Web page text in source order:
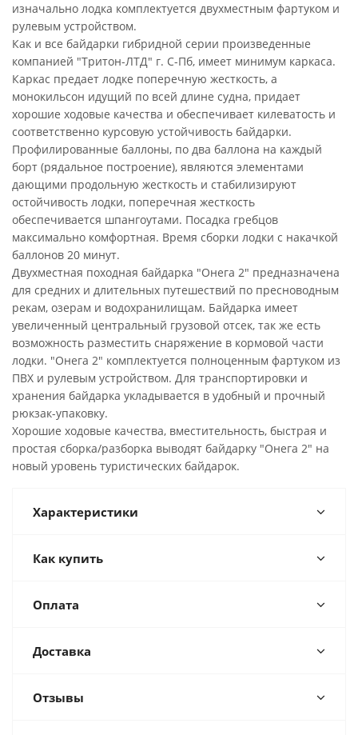
изначально лодка комплектуется двухместным фартуком и
рулевым устройством.
Как и все байдарки гибридной серии произведенные
компанией "Тритон-ЛТД" г. С-Пб, имеет минимум каркаса.
Каркас предает лодке поперечную жесткость, а
монокильсон идущий по всей длине судна, придает
хорошие ходовые качества и обеспечивает килеватость и
соответственно курсовую устойчивость байдарки.
Профилированные баллоны, по два баллона на каждый
борт (рядальное построение), являются элементами
дающими продольную жесткость и стабилизируют
остойчивость лодки, поперечная жесткость
обеспечивается шпангоутами. Посадка гребцов
максимально комфортная. Время сборки лодки с накачкой
баллонов 20 минут.
Двухместная походная байдарка "Онега 2" предназначена
для средних и длительных путешествий по пресноводным
рекам, озерам и водохранилищам. Байдарка имеет
увеличенный центральный грузовой отсек, так же есть
возможность разместить снаряжение в кормовой части
лодки. "Онега 2" комплектуется полноценным фартуком из
ПВХ и рулевым устройством. Для транспортировки и
хранения байдарка укладывается в удобный и прочный
рюкзак-упаковку.
Хорошие ходовые качества, вместительность, быстрая и
простая сборка/разборка выводят байдарку "Онега 2" на
новый уровень туристических байдарок.
Характеристики
Как купить
Оплата
Доставка
Отзывы